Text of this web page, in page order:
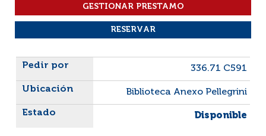
Liste des exemplaires
336.71 C591
Biblioteca Anexo Pellegrini
Disponible